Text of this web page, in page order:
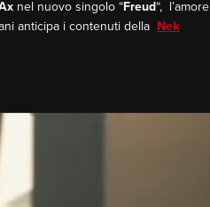
nel nuovo singolo “Freud“, l’amore
anticipa i contenuti della Nek